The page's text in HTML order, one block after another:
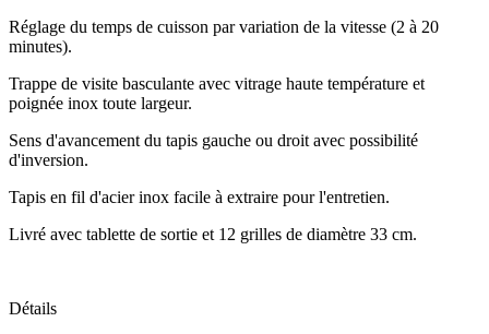
Réglage du temps de cuisson par variation de la vitesse (2 à 20
minutes).
Trappe de visite basculante avec vitrage haute température et
poignée inox toute largeur.
Sens d'avancement du tapis gauche ou droit avec possibilité
d'inversion.
Tapis en fil d'acier inox facile à extraire pour l'entretien.
Livré avec tablette de sortie et 12 grilles de diamètre 33 cm.
Détails